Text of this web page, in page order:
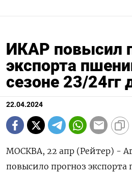
ИКАР повысил
экспорта
сезоне 23/24гг
22.04.2024
МОСКВА, 22 апр (Рейтер) -
повысило прогноз